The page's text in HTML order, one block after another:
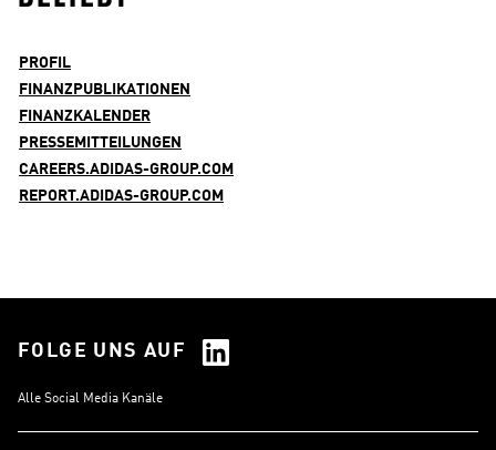
PROFIL
FINANZPUBLIKATIONEN
FINANZKALENDER
PRESSEMITTEILUNGEN
CAREERS.ADIDAS-GROUP.COM
REPORT.ADIDAS-GROUP.COM
FOLGE UNS AUF
Alle Social Media Kanäle